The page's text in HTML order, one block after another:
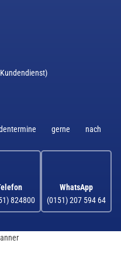
gerne nach
824800
WhatsApp
(0151) 207 594 64